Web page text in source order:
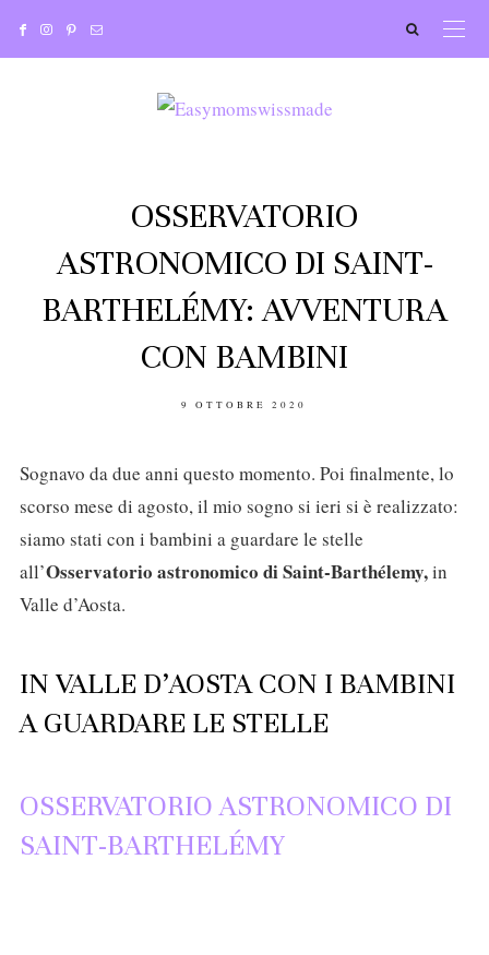
OSSERVATORIO
ASTRONOMICO DI SAINT-
BARTHELÉMY: AVVENTURA
CON BAMBINI
POSTED
9 OTTOBRE 2020
Sognavo da due anni questo momento. Poi finalmente, lo
scorso mese di agosto, il mio sogno si ieri si è realizzato:
siamo stati con i bambini a guardare le stelle
all’Osservatorio astronomico di Saint-Barthélemy,in
Valle d’Aosta.
IN VALLE D’AOSTA CON I BAMBINI
A GUARDARE LE STELLE
OSSERVATORIO ASTRONOMICO DI
SAINT-BARTHELÉMY